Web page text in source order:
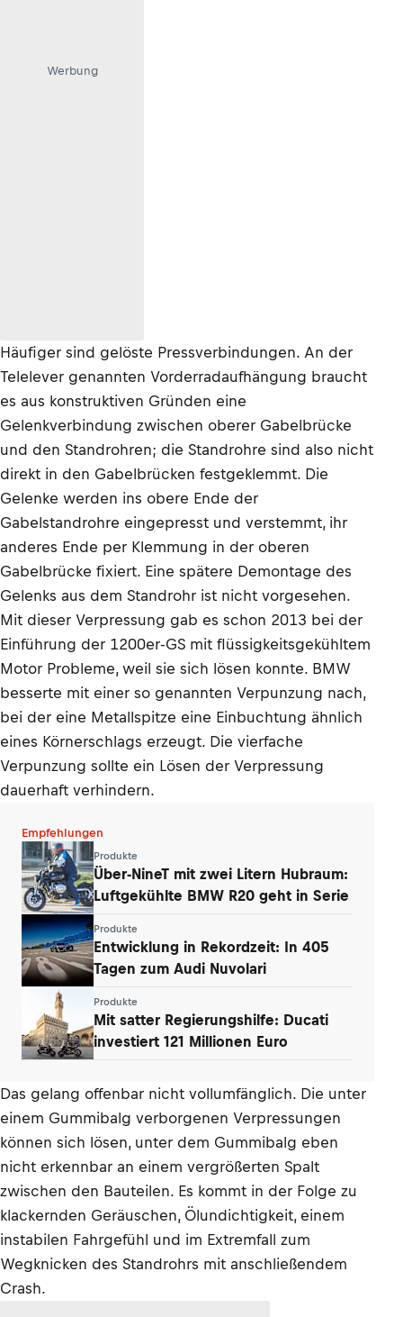
Werbung
Häufiger sind gelöste Pressverbindungen. An der
Telelever genannten Vorderradaufhängung braucht
es aus konstruktiven Gründen eine
Gelenkverbindung zwischen oberer Gabelbrücke
und den Standrohren; die Standrohre sind also nicht
direkt in den Gabelbrücken festgeklemmt. Die
Gelenke werden ins obere Ende der
Gabelstandrohre eingepresst und verstemmt, ihr
anderes Ende per Klemmung in der oberen
Gabelbrücke fixiert. Eine spätere Demontage des
Gelenks aus dem Standrohr ist nicht vorgesehen.
Mit dieser Verpressung gab es schon 2013 bei der
Einführung der 1200er-GS mit flüssigkeitsgekühltem
Motor Probleme, weil sie sich lösen konnte. BMW
besserte mit einer so genannten Verpunzung nach,
bei der eine Metallspitze eine Einbuchtung ähnlich
eines Körnerschlags erzeugt. Die vierfache
Verpunzung sollte ein Lösen der Verpressung
dauerhaft verhindern.
Empfehlungen
Produkte
Über-NineT mit zwei Litern Hubraum:
Luftgekühlte BMW R20 geht in Serie
Produkte
Entwicklung in Rekordzeit: In 405
Tagen zum Audi Nuvolari
Produkte
Mit satter Regierungshilfe: Ducati
investiert 121 Millionen Euro
Das gelang offenbar nicht vollumfänglich. Die unter
einem Gummibalg verborgenen Verpressungen
können sich lösen, unter dem Gummibalg eben
nicht erkennbar an einem vergrößerten Spalt
zwischen den Bauteilen. Es kommt in der Folge zu
klackernden Geräuschen, Ölundichtigkeit, einem
instabilen Fahrgefühl und im Extremfall zum
Wegknicken des Standrohrs mit anschließendem
Crash.